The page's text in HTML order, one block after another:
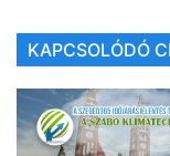
KAPCSOLÓDÓ